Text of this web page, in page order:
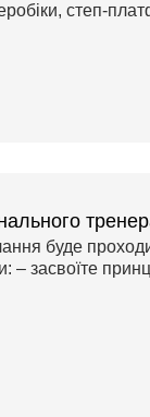
степ-
буде
засвоїте